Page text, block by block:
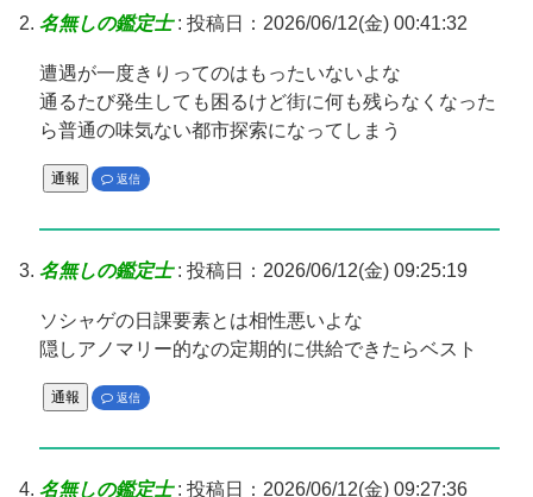
名無しの鑑定士: 投稿日：2026/06/12(金) 00:41:32
遭遇が一度きりってのはもったいないよな
通るたび発生しても困るけど街に何も残らなくなった
ら普通の味気ない都市探索になってしまう
通報 返信
名無しの鑑定士: 投稿日：2026/06/12(金) 09:25:19
ソシャゲの日課要素とは相性悪いよな
隠しアノマリー的なの定期的に供給できたらベスト
通報 返信
名無しの鑑定士: 投稿日：2026/06/12(金) 09:27:36